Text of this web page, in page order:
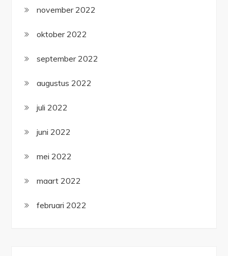
november 2022
oktober 2022
september 2022
augustus 2022
juli 2022
juni 2022
mei 2022
maart 2022
februari 2022